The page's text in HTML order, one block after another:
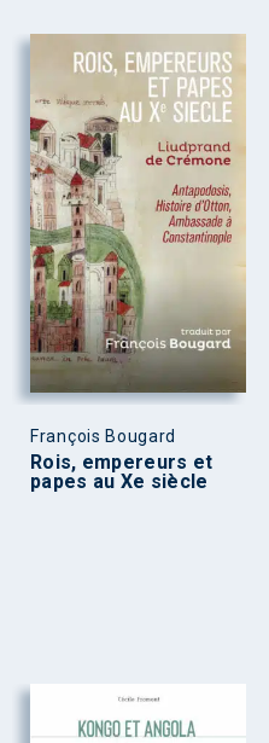
François Bougard
Rois, empereurs et
papes au Xe siècle